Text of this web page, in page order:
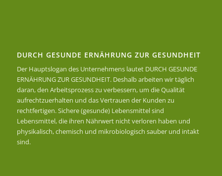
DURCH GESUNDE ERNÄHRUNG ZUR GESUNDHEIT
Der Hauptslogan des Unternehmens lautet DURCH GESUNDE
ERNÄHRUNG ZUR GESUNDHEIT. Deshalb arbeiten wir täglich
daran, den Arbeitsprozess zu verbessern, um die Qualität
aufrechtzuerhalten und das Vertrauen der Kunden zu
rechtfertigen. Sichere (gesunde) Lebensmittel sind
Lebensmittel, die ihren Nährwert nicht verloren haben und
physikalisch, chemisch und mikrobiologisch sauber und intakt
sind.